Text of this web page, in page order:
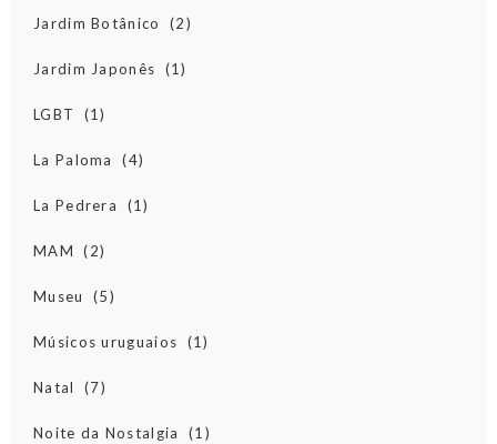
Jardim Botânico (2)
Jardim Japonês (1)
LGBT (1)
La Paloma (4)
La Pedrera (1)
MAM (2)
Museu (5)
Músicos uruguaios (1)
Natal (7)
Noite da Nostalgia (1)